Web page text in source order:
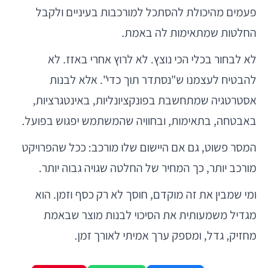
פעמים מהיכולת להסתכל למורכבות בעיניים ולקבל
החלטות שמתאימות לה באמת.
לא לבחור בכלי הכי נוצץ. לא לרוץ אחרי באזז. לא
להבטיח לעצמנו ש"נסתדר תוך כדי". אלא לבנות
אסטרטגיה שמתחשבת בפונקציונליות, באינטגרציות,
באבטחה, בתאימות, ובחוויה שהמשתמש יפגוש בפועל.
המסר פשוט, גם אם היישום שלו מורכב: ככל שהפרויקט
מורכב יותר, כך המחיר של החלטה שגויה גבוה יותר.
ומי שמבין את זה מוקדם, חוסך לא רק כסף וזמן. הוא
מגדיל משמעותית את הסיכוי לבנות מוצר שבאמת
מחזיק, גדל, ומספק ערך אמיתי לאורך זמן.